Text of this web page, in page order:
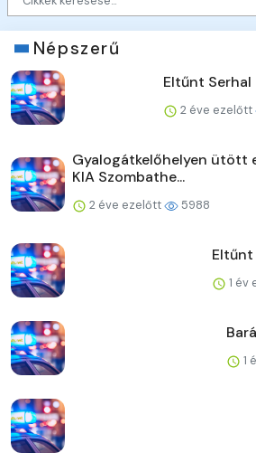
Népszerű
Eltűnt Serhal
2 éve ezelőtt
Gyalogátkelőhelyen ütött
KIA Szombathe...
2 éve ezelőtt 5988
Eltűnt
1 év
1